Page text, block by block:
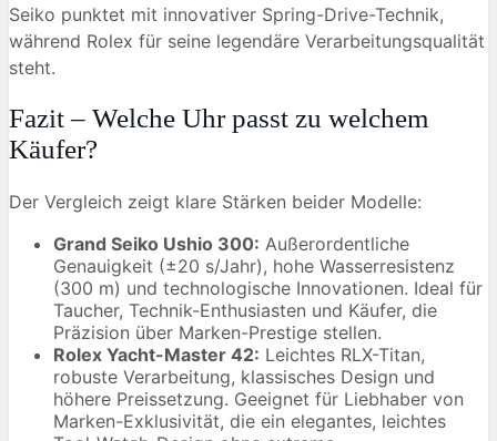
Seiko punktet mit innovativer Spring-Drive-Technik,
während Rolex für seine legendäre Verarbeitungsqualität
steht.
Fazit – Welche Uhr passt zu welchem
Käufer?
Der Vergleich zeigt klare Stärken beider Modelle:
Grand Seiko Ushio 300: Außerordentliche
Genauigkeit (±20 s/Jahr), hohe Wasserresistenz
(300 m) und technologische Innovationen. Ideal für
Taucher, Technik-Enthusiasten und Käufer, die
Präzision über Marken-Prestige stellen.
Rolex Yacht-Master 42: Leichtes RLX-Titan,
robuste Verarbeitung, klassisches Design und
höhere Preissetzung. Geeignet für Liebhaber von
Marken-Exklusivität, die ein elegantes, leichtes